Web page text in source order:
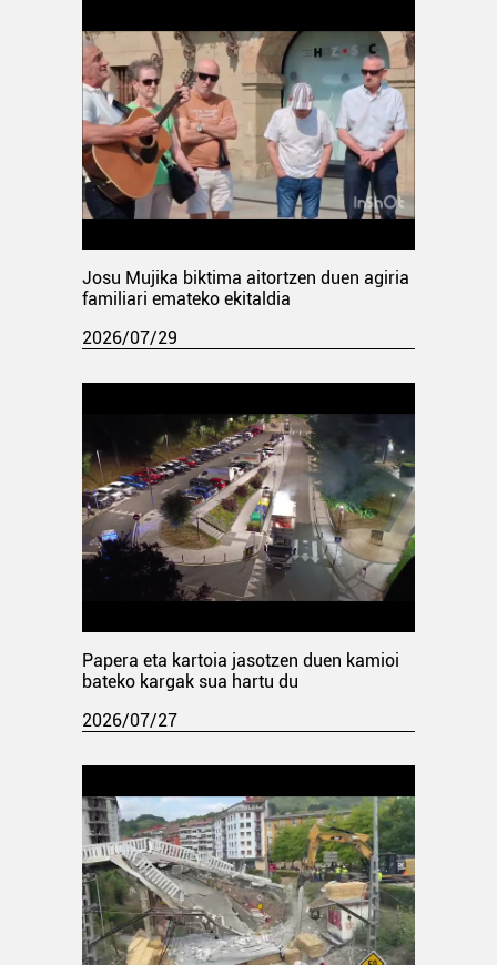
Josu Mujika biktima aitortzen duen agiria
familiari emateko ekitaldia
2026/07/29
Papera eta kartoia jasotzen duen kamioi
bateko kargak sua hartu du
2026/07/27